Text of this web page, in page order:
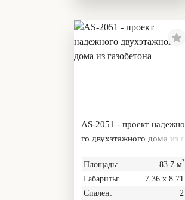
AS-2051 - проект надежно
го двухэтажного дома из г
Площадь: 83.7 м²
Габариты:
7.36 х 8.71
Спален:
2